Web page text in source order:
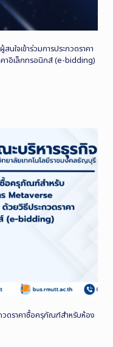
ใจเข้าร่วมการประกวดราคา
าอิเล็กทรอนิกส์ (e-bidding)
วดราคาซื้อครุภัณฑ์สำหรับห้อง